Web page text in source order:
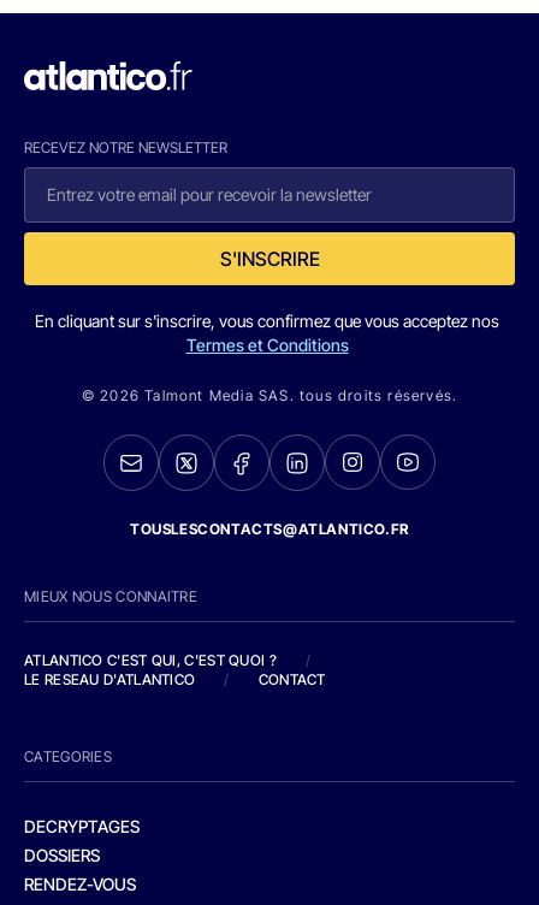
RECEVEZ NOTRE NEWSLETTER
S'INSCRIRE
En cliquant sur s'inscrire, vous confirmez que vous acceptez nos
Termes et Conditions
© 2026 Talmont Media SAS. tous droits réservés.
TOUSLESCONTACTS@ATLANTICO.FR
MIEUX NOUS CONNAITRE
ATLANTICO C'EST QUI, C'EST QUOI ?
/
LE RESEAU D'ATLANTICO
/ CONTACT
CATEGORIES
DECRYPTAGES
DOSSIERS
RENDEZ-VOUS